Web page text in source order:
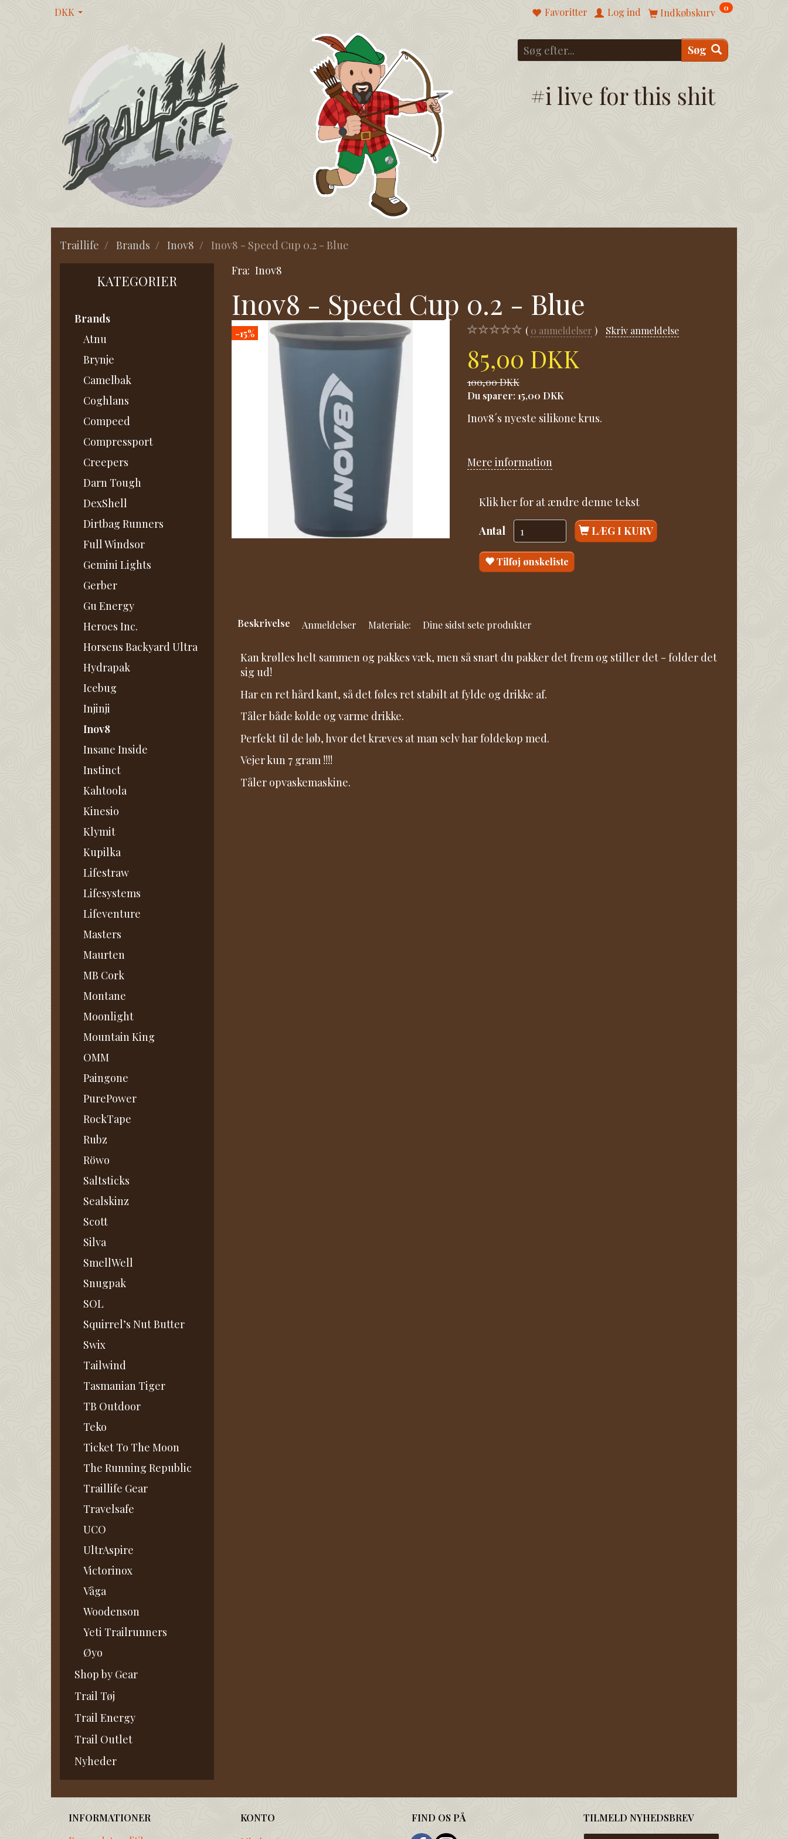
DKK Indkøbskurv 0
Favoritter Log ind
Søg
#i live for this shit
Traillife Brands Inov8 Inov8 - Speed Cup 0.2 - Blue
KATEGORIER
Brands
Atnu
Brynje
Camelbak
Coghlans
Compeed
Compressport
Creepers
Darn Tough
DexShell
Dirtbag Runners
Full Windsor
Gemini Lights
Gerber
Gu Energy
Heroes Inc.
Horsens Backyard Ultra
Hydrapak
Icebug
Injinji
Inov8
Insane Inside
Instinct
Kahtoola
Kinesio
Klymit
Kupilka
Lifestraw
Lifesystems
Lifeventure
Masters
Maurten
MB Cork
Montane
Moonlight
Mountain King
OMM
Paingone
PurePower
RockTape
Rubz
Röwo
Saltsticks
Sealskinz
Scott
Silva
SmellWell
Snugpak
SOL
Squirrel’s Nut Butter
Swix
Tailwind
Tasmanian Tiger
TB Outdoor
Teko
Ticket To The Moon
The Running Republic
Traillife Gear
Travelsafe
UCO
UltrAspire
Victorinox
Våga
Woodenson
Yeti Trailrunners
Øyo
Shop by Gear
Trail Tøj
Trail Energy
Trail Outlet
Nyheder
Fra: Inov8
Inov8 - Speed Cup 0.2 - Blue
-15% 0 anmeldelser Skriv anmeldelse
85,00 DKK
100,00 DKK
Du sparer: 15,00 DKK
Inov8´s nyeste silikone krus.
Mere information
Klik her for at ændre denne tekst
Antal LÆG I KURV
Tilføj ønskeliste
Beskrivelse Anmeldelser Materiale: Dine sidst sete produkter
Kan krølles helt sammen og pakkes væk, men så snart du pakker det frem og stiller det - folder det
sig ud!
Har en ret hård kant, så det føles ret stabilt at fylde og drikke af.
Tåler både kolde og varme drikke.
Perfekt til de løb, hvor det kræves at man selv har foldekop med.
Vejer kun 7 gram !!!!
Tåler opvaskemaskine.
INFORMATIONER
KONTO
FIND OS PÅ
TILMELD NYHEDSBREV